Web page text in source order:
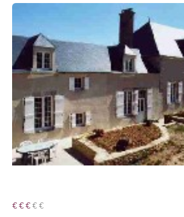
€ € € € €
€ € €